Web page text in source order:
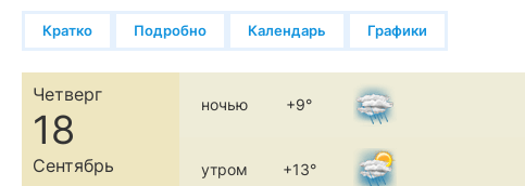
Кратко Подробно Календарь Графики
Четверг
18
Сентябрь
ночью +9°
утром +13°